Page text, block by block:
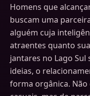
Homens que
buscam uma
alguém cuja
atraentes quanto
jantares no Lago
ideias, o
forma orgânica. Não